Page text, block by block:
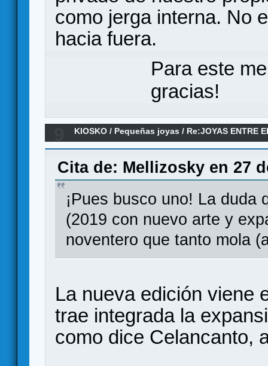
como jerga interna. No
hacia fuera.
Para este
gracias!
KIOSKO / Pequeñas joyas / Re:JOYAS ENTRE
Cita de: Mellizosky en 27
¡Pues busco uno! La duda
(2019 con nuevo arte y
noventero que tanto mola
La nueva edición viene
trae integrada la
como dice Celancanto,